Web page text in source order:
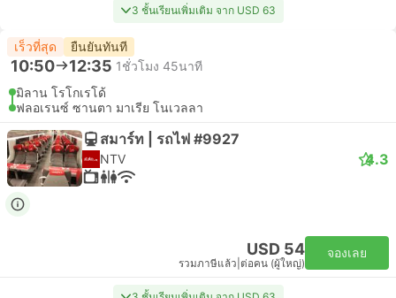
3 ชั้นเรียนเพิ่มเติม จาก USD 63
เร็วที่สุด ยืนยันทันที
10:50 12:35 1ชั่วโมง 45นาที
มิลาน โรโกเรโด้
ฟลอเรนซ์ ซานตา มาเรีย โนเวลลา
สมาร์ท | รถไฟ #9927
NTV 4.3
USD 54
รวมภาษีแล้ว ต่อคน (ผู้ใหญ่)
จองเลย